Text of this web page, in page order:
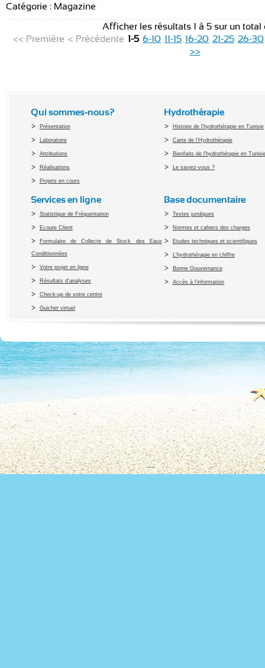
Catégorie : Magazine
Afficher les résultats 1 à 5 sur un total
<< Première < Précédente 1-5 6-10 11-15 16-20 21-25 26-30
>>
Qui sommes-nous?
Présentation
Laboratoire
Attributions
Réalisations
Projets en cours
Hydrothérapie
Histoire de l'hydrothérapie en Tunisie
Carte de l'Hydrothérapie
Bienfaits de l'hydrothérapie en
Le saviez-vous ?
Services en ligne
Statistique de Fréquentation
Ecoute Client
Formulaire de Collecte de Stock des Eaux
Conditiionnées
Votre projet en ligne
Résultats d'analyses
Check-up de votre centre
Guichet virtuel
Base documentaire
Textes juridiques
Normes et cahiers des charges
Etudes techniques et scientifiques
L'hydrothérapie en chiffre
Bonne Gouvernance
Accès à l’information